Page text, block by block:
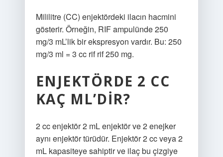
Mililitre (CC) enjektördeki ilacın hacmini
gösterir. Örneğin, RIF ampulünde 250
mg/3 mL’lik bir ekspresyon vardır. Bu: 250
mg/3 ml = 3 cc rif rif 250 mg.
ENJEKTÖRDE 2 CC
KAÇ ML’DIR?
2 cc enjektör 2 mL enjektör ve 2 enejker
aynı enjektör türüdür. Enjektör 2 cc veya 2
mL kapasiteye sahiptir ve ilaç bu çizgiye